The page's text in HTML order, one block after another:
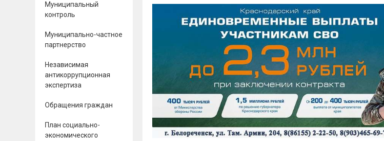
Муниципальный
контроль
Муниципально-частное
партнерство
Независимая
антикоррупционная
экспертиза
Обращения граждан
План социально-
экономического